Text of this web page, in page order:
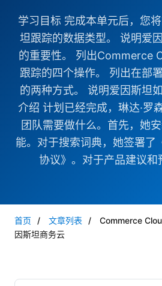
学习目标 完成本单元后，您
坦跟踪的数据类型。 说明爱
的重要性。 列出Commerce
跟踪的四个操作。 列出在部
的两种方式。 说明爱因斯坦
介绍 计划已经完成，琳达·罗
团队需要做什么。首先，她
能。对于搜索词典，她签署了
协议》。对于产品建议和
首页 / 文章列表 /
Commerce
因斯坦商务云